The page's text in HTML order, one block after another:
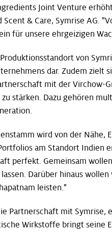
Joint Venture
Scent & Care, Symrise AG.
für unsere ehrgeizigen
von
dar. Zudem zielt
mit der Virchow-
stärken. Dazu gehören
wird von der
am Standort Indien
perfekt. Gemeinsam
Darüber hinaus
leisten."
Partnerschaft mit
Wirkstoffe bringt seine